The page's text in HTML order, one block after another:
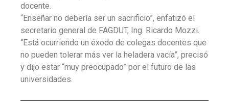
docente.
“Enseñar no debería ser un sacrificio”, enfatizó el
secretario general de FAGDUT, Ing. Ricardo Mozzi.
“Está ocurriendo un éxodo de colegas docentes que
no pueden tolerar más ver la heladera vacía”, precisó
y dijo estar “muy preocupado” por el futuro de las
universidades.